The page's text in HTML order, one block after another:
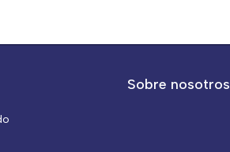
Sobre nosotros